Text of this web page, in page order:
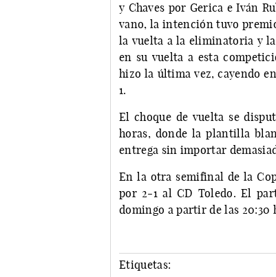
y Chaves por Gerica e Iván
vano, la intención tuvo
la vuelta a la eliminatoria y
en su vuelta a esta
hizo la última vez, cayendo
1.
El choque de vuelta se
horas, donde la plantilla
entrega sin importar
En la otra semifinal de la
por 2-1 al CD Toledo. El
domingo a partir de las 20:30
Etiquetas: